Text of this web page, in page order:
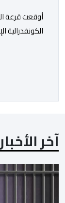
أوقعت قرعة
واريورز
آخر الأخبار